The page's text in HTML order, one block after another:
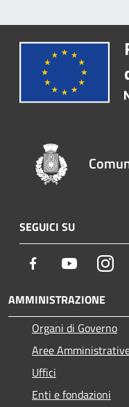
SEGUICI SU
Facebook Youtube
AMMINISTRAZIONE
Organi di Governo
Aree
Uffici
Enti e fondazioni